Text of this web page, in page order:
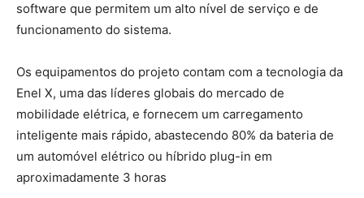
software que permitem um alto nível de serviço e de
funcionamento do sistema.
Os equipamentos do projeto contam com a tecnologia da
Enel X, uma das líderes globais do mercado de
mobilidade elétrica, e fornecem um carregamento
inteligente mais rápido, abastecendo 80% da bateria de
um automóvel elétrico ou híbrido plug-in em
aproximadamente 3 horas